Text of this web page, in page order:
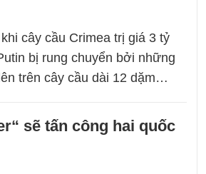
cây cầu Crimea trị giá 3 tỷ
bị rung chuyển bởi những
trên cây cầu dài 12 dặm…
sẽ tấn công hai quốc